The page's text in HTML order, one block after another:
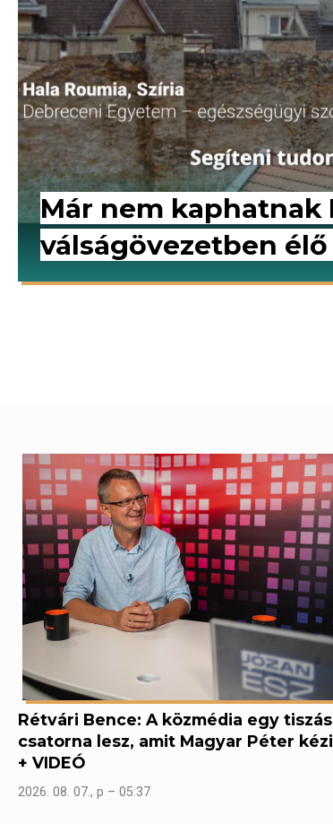
Már nem kaphatnak
válságövezetben
Rétvári Bence: A közmédia egy tiszás
csatorna lesz, amit Magyar Péter
+ VIDEÓ
2026. 08. 07., p – 05:37